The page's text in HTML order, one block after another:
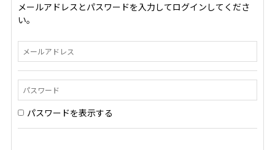
メールアドレスとパスワードを入力してログインしてくださ
い。
パスワードを表示する